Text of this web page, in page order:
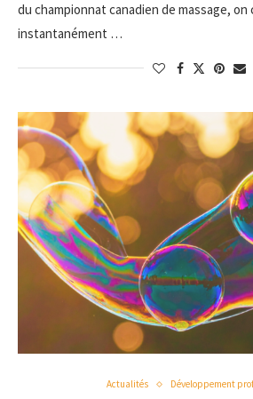
du championnat canadien de massage, on
instantanément …
Actualités Développement